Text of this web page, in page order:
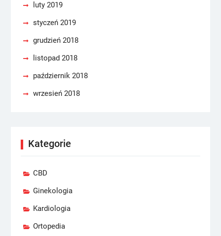
luty 2019
styczeń 2019
grudzień 2018
listopad 2018
październik 2018
wrzesień 2018
Kategorie
CBD
Ginekologia
Kardiologia
Ortopedia